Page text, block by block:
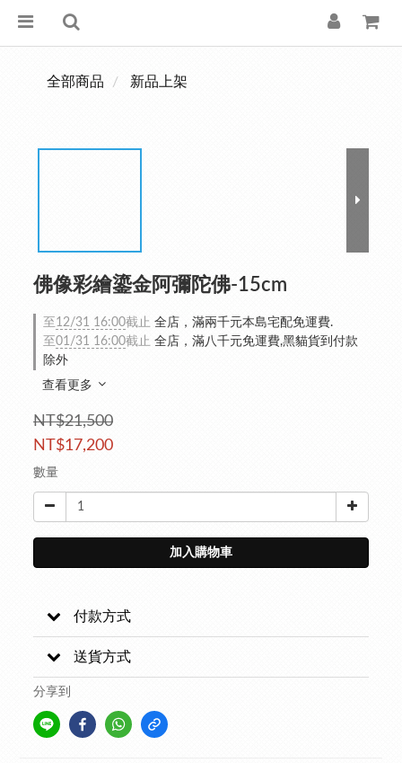
全部商品 新品上架
佛像彩繪鎏金阿彌陀佛-15cm
至 12/31 16:00截止 全店，滿兩千元本島宅配免運費.
至01/31 16:00截止 全店，滿八千元免運費,黑貓貨到付款
除外
查看更多
NT$21,500
NT$17,200
數量
加入購物車
付款方式
送貨方式
分享到